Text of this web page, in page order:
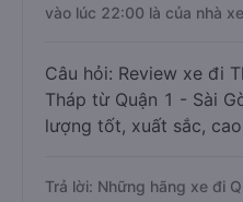
vào lúc 22:00 là của nhà
Câu hỏi: Review xe đi
Tháp từ Quận 1 - Sài
lượng tốt, xuất sắc,
Trả lời: Những hãng xe đi